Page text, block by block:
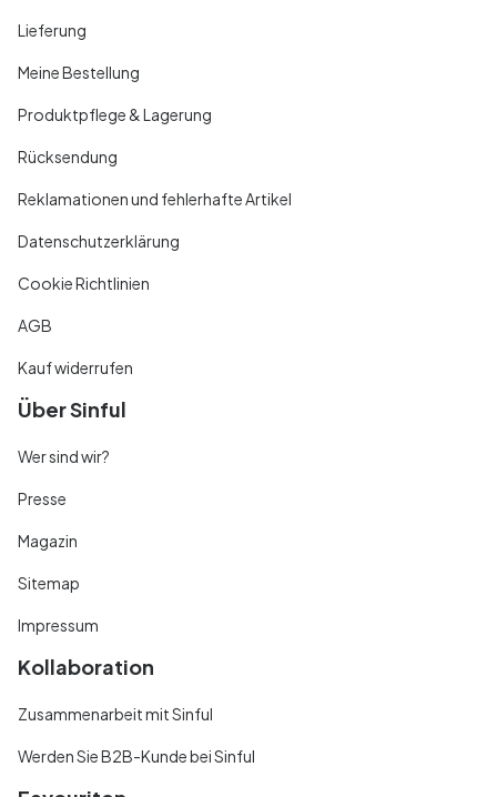
Lieferung
Meine Bestellung
Produktpflege & Lagerung
Rücksendung
Reklamationen und fehlerhafte Artikel
Datenschutzerklärung
Cookie Richtlinien
AGB
Kauf widerrufen
Über Sinful
Wer sind wir?
Presse
Magazin
Sitemap
Impressum
Kollaboration
Zusammenarbeit mit Sinful
Werden Sie B2B-Kunde bei Sinful